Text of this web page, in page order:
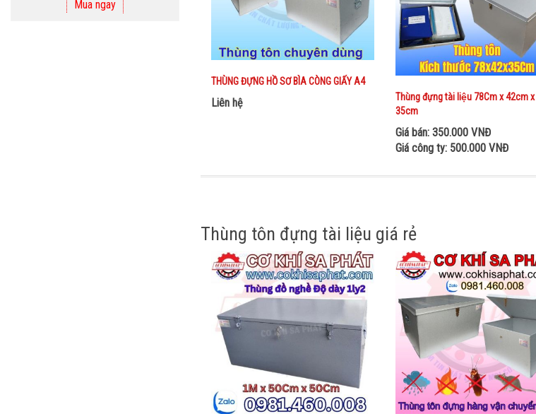
THÙNG ĐỰNG HỒ SƠ BÌA CÒNG GIẤY A4
Liên hệ
Thùng đựng tài liệu 78Cm x 42cm x
35cm
Giá bán: 350.000 VNĐ
Giá công ty: 500.000 VNĐ
Thùng tôn đựng tài liệu giá rẻ